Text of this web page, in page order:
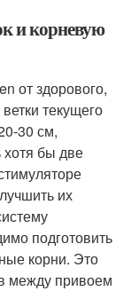
и корневую
от здорового,
текущего
30 см,
хотя бы две
их
подготовить
корни. Это
между привоем